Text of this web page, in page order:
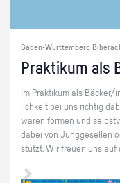
Baden-Württemberg Biberach
Prak­ti­kum als
Im Prak­ti­kum als
lich­keit bei uns rich­tig
wa­ren for­men und
dabei von Jung­ge­sel­len
stützt. Wir freu­en uns auf